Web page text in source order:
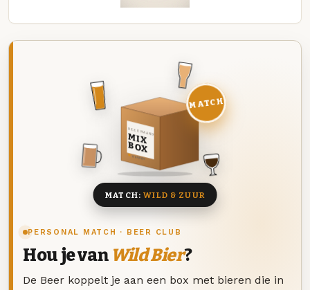
PERSONAL MATCH · BEER CLUB
Hou je van Wild Bier?
De Beer koppelt je aan een box met bieren die in
DEZE MAAND
MIX
BOX
8 BIEREN
MATCH
MATCH:WILD & ZUUR